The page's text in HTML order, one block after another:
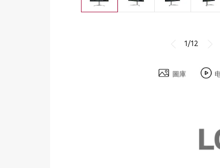
1/12
圖庫